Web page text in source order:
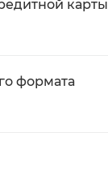
карты
формата